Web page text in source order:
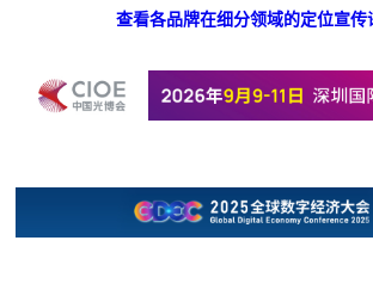
查看各品牌在细分领域的定位宣传